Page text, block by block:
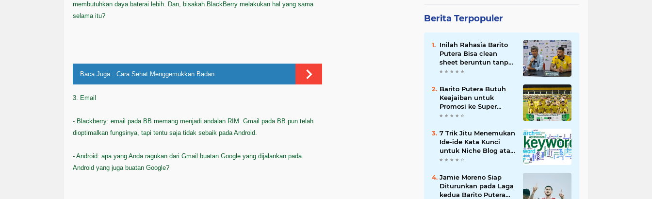
membutuhkan daya baterai lebih. Dan, bisakah BlackBerry melakukan hal yang sama
selama itu?
Baca Juga : Cara Sehat Menggemukkan Badan
3. Email
- Blackberry: email pada BB memang menjadi andalan RIM. Gmail pada BB pun telah
dioptimalkan fungsinya, tapi tentu saja tidak sebaik pada Android.
- Android: apa yang Anda ragukan dari Gmail buatan Google yang dijalankan pada
Android yang juga buatan Google?
Berita Terpopuler
Inilah Rahasia Barito
Putera Bisa clean
sheet beruntun tanpa
Kebobolan Hingga
Barito Putera Butuh
Keajaiban untuk
Promosi ke Super
League Musim Depan,
Sleman
7 Trik Jitu Menemukan
Ide-ide Kata Kunci
untuk Niche Blog atau
Website Kita
Jamie Moreno Siap
Diturunkan pada Laga
kedua Barito Putera